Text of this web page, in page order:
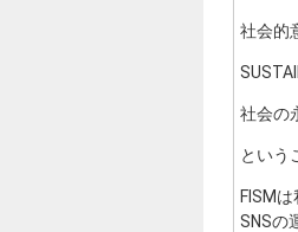
社会的
社会の
という
FISM
SNSの